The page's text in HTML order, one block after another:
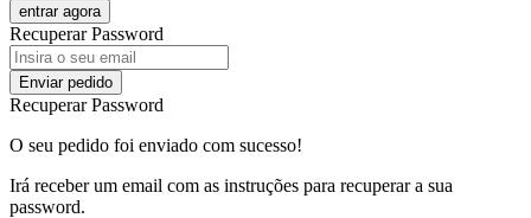
entrar agora
Recuperar Password
Enviar pedido
Recuperar Password
O seu pedido foi enviado com sucesso!
Irá receber um email com as instruções para recuperar a sua
password.